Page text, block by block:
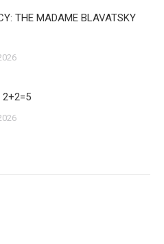
THE MADAME BLAVATSKY
2+2=5